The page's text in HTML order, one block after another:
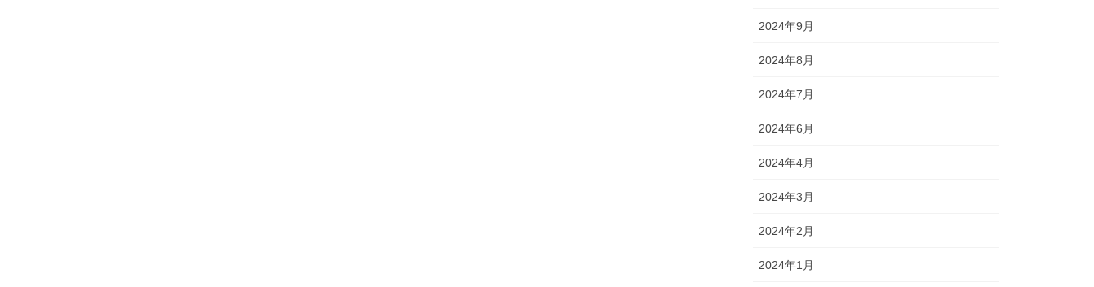
2024年9月
2024年8月
2024年7月
2024年6月
2024年4月
2024年3月
2024年2月
2024年1月